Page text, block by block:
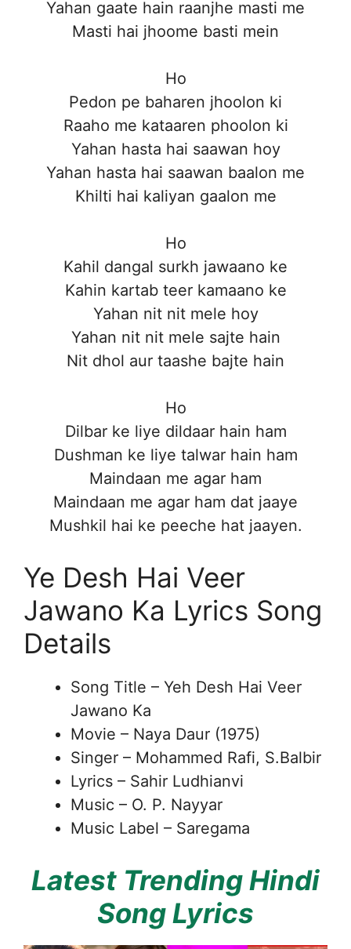
Yahan gaate hain raanjhe masti me
Masti hai jhoome basti mein
Ho
Pedon pe baharen jhoolon ki
Raaho me kataaren phoolon ki
Yahan hasta hai saawan hoy
Yahan hasta hai saawan baalon me
Khilti hai kaliyan gaalon me
Ho
Kahil dangal surkh jawaano ke
Kahin kartab teer kamaano ke
Yahan nit nit mele hoy
Yahan nit nit mele sajte hain
Nit dhol aur taashe bajte hain
Ho
Dilbar ke liye dildaar hain ham
Dushman ke liye talwar hain ham
Maindaan me agar ham
Maindaan me agar ham dat jaaye
Mushkil hai ke peeche hat jaayen.
Ye Desh Hai Veer
Jawano Ka Lyrics Song
Details
Song Title – Yeh Desh Hai Veer
Jawano Ka
Movie – Naya Daur (1975)
Singer – Mohammed Rafi, S.Balbir
Lyrics – Sahir Ludhianvi
Music – O. P. Nayyar
Music Label – Saregama
Latest Trending Hindi
Song Lyrics